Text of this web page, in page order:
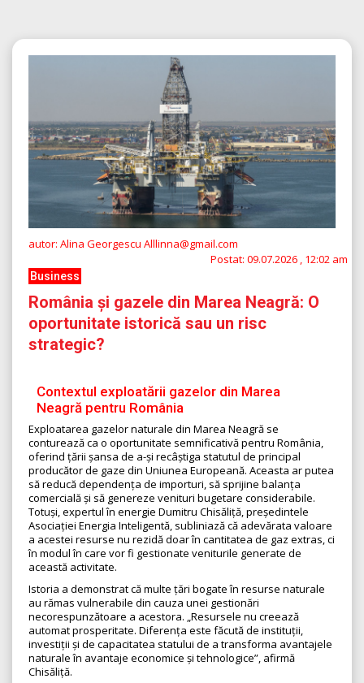
autor: Alina Georgescu Alllinna@gmail.com
Postat: 09.07.2026 , 12:02 am
Business
România și gazele din Marea Neagră: O
oportunitate istorică sau un risc
strategic?
Contextul exploatării gazelor din Marea
Neagră pentru România
Exploatarea gazelor naturale din Marea Neagră se
conturează ca o oportunitate semnificativă pentru România,
oferind țării șansa de a-și recâștiga statutul de principal
producător de gaze din Uniunea Europeană. Aceasta ar putea
să reducă dependența de importuri, să sprijine balanța
comercială și să genereze venituri bugetare considerabile.
Totuși, expertul în energie Dumitru Chisăliță, președintele
Asociației Energia Inteligentă, subliniază că adevărata valoare
a acestei resurse nu rezidă doar în cantitatea de gaz extras, ci
în modul în care vor fi gestionate veniturile generate de
această activitate.
Istoria a demonstrat că multe țări bogate în resurse naturale
au rămas vulnerabile din cauza unei gestionări
necorespunzătoare a acestora. „Resursele nu creează
automat prosperitate. Diferența este făcută de instituții,
investiții și de capacitatea statului de a transforma avantajele
naturale în avantaje economice și tehnologice”, afirmă
Chisăliță.